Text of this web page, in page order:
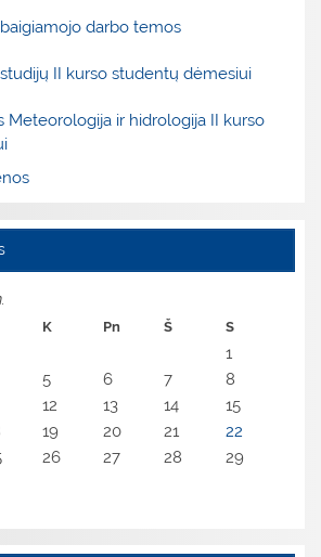
darbo temos
II kurso studentų dėmesiui
Meteorologija ir hidrologija II kurso
K Pn Š S
1
5 6 7
8
12 13 14
15
19 20 21
22
26 27 28
29